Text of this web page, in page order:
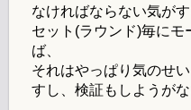
なければならない気がす
セット(ラウンド)毎に
ば、
それはやっぱり気のせ
すし、検証もしようがな